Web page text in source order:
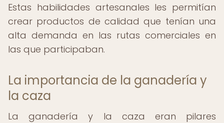
Estas habilidades artesanales les permitían
crear productos de calidad que tenían una
alta demanda en las rutas comerciales en
las que participaban.
La importancia de la ganadería y
la caza
La ganadería y la caza eran pilares